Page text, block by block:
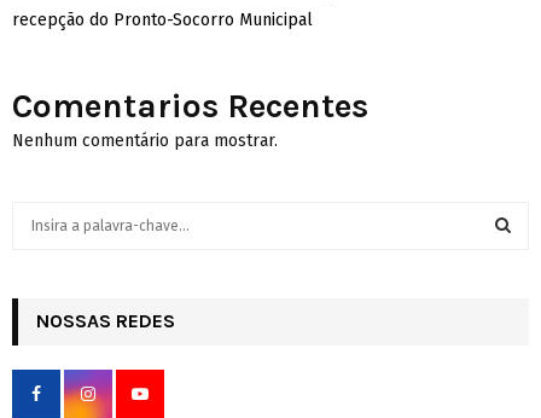
recepção do Pronto-Socorro Municipal
Comentarios Recentes
Nenhum comentário para mostrar.
h
f
NOSSAS REDES